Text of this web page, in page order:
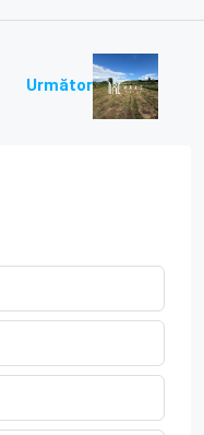
Următor